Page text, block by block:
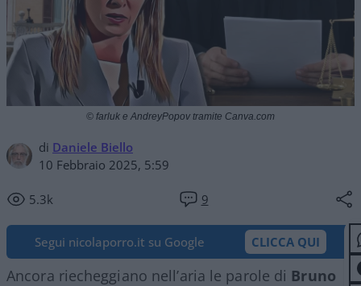
di Daniele Biello
10 Febbraio 2025, 5:59
5.3k 9
© farluk e AndreyPopov tramite Canva.com
Segui nicolaporro.it su Google CLICCA QUI
Ancora riecheggiano nell’aria le parole di Bruno